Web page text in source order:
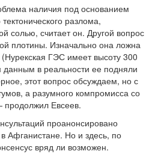
наличия под основанием
разлома,
солью, считает он. Другой вопрос
плотины. Изначально она ложна
ГЭС имеет высоту 300
в реальности ее подняли
этот вопрос обсуждаем, но с
а разумного компромисса со
Евсеев.
проанонсировано
Афганистане. Но и здесь, по
вряд ли возможен.